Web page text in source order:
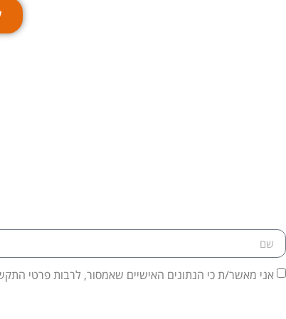
אני מאשר/ת כי הנתונים האישיים שאמסור, לרבות פרטי